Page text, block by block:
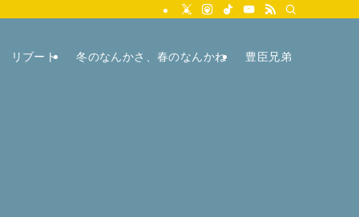
リブート 冬のなんかさ、春のなんかね 豊臣兄弟